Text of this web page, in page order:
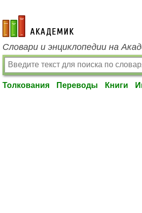
academic.ru
Словари и энциклопедии на
Толкования Переводы Книги